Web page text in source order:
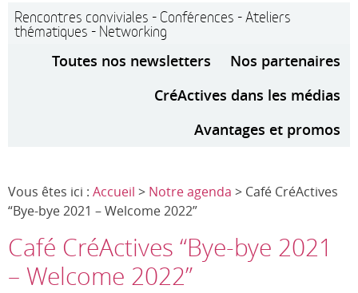
Rencontres conviviales - Conférences - Ateliers
thématiques - Networking
Toutes nos newsletters
Nos partenaires
CréActives dans les médias
Avantages et promos
Vous êtes ici : Accueil > Notre agenda > Café CréActives
“Bye-bye 2021 – Welcome 2022”
Café CréActives “Bye-bye 2021
– Welcome 2022”